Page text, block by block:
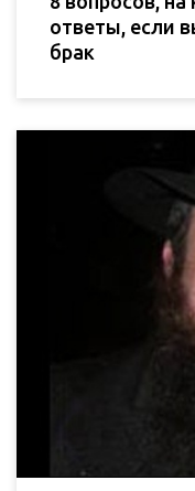
ответы, если
брак